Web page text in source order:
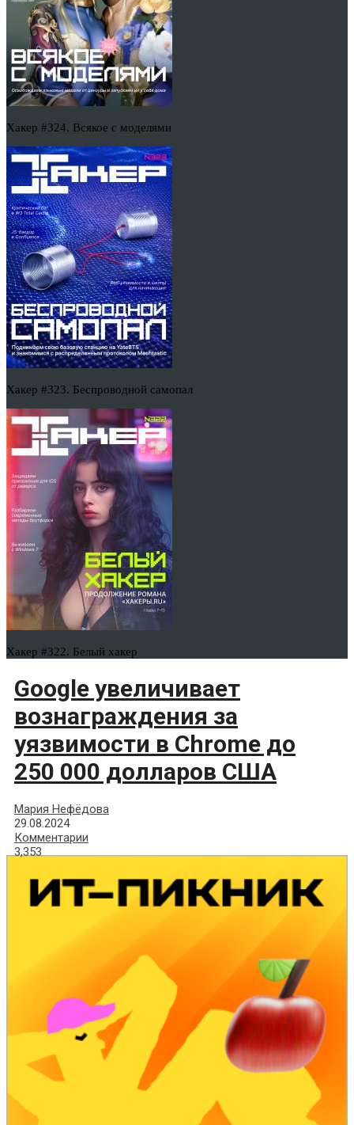
Хакер #324. Всякое с моделями
Хакер #323. Беспроводной самопал
Хакер #322. Белый хакер
Google увеличивает
вознаграждения за
уязвимости в Chrome до
250 000 долларов США
Мария Нефёдова
29.08.2024
Комментарии
3,353